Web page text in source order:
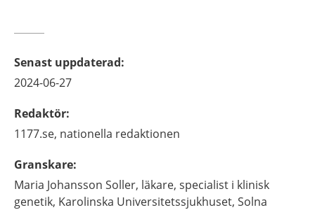
Senast uppdaterad:
2024-06-27
Redaktör:
1177.se, nationella redaktionen
Granskare:
Maria Johansson Soller, läkare, specialist i klinisk
genetik, Karolinska Universitetssjukhuset, Solna